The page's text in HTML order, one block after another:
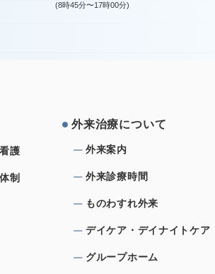
(8時45分〜17時00分)
護
制
外来治療について
外来案内
外来診療時間
ものわすれ外来
デイケア・デイナイトケア
グループホーム